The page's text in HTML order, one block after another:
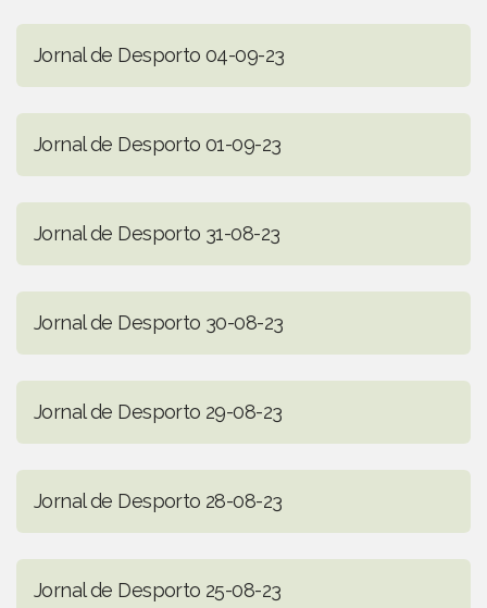
Jornal de Desporto 04-09-23
Jornal de Desporto 01-09-23
Jornal de Desporto 31-08-23
Jornal de Desporto 30-08-23
Jornal de Desporto 29-08-23
Jornal de Desporto 28-08-23
Jornal de Desporto 25-08-23